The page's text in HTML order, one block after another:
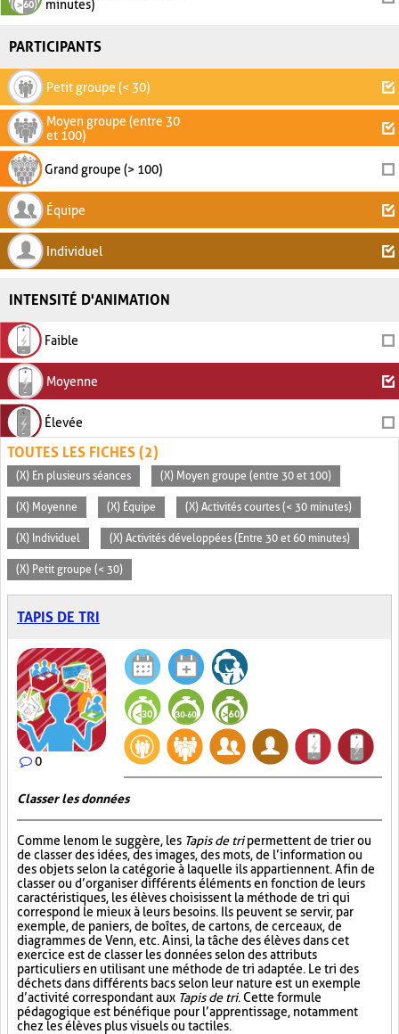
minutes)
PARTICIPANTS
Petit groupe (< 30)
Moyen groupe (entre 30
et 100)
Grand groupe (> 100)
Équipe
Individuel
INTENSITÉ D'ANIMATION
Faible
Moyenne
Élevée
TOUTES LES FICHES (2)
(X) En plusieurs séances (X) Moyen groupe (entre 30 et 100)
(X) Moyenne (X) Équipe (X) Activités courtes (< 30 minutes)
(X) Individuel (X) Activités développées (Entre 30 et 60 minutes)
(X) Petit groupe (< 30)
TAPIS DE TRI
0
Classer les données
Comme le nom le suggère, les Tapis de tripermettent de trier ou
de classer des idées, des images, des mots, de l’information ou
des objets selon la catégorie à laquelle ils appartiennent. Afin de
classer ou d’organiser différents éléments en fonction de leurs
caractéristiques, les élèves choisissent la méthode de tri qui
correspond le mieux à leurs besoins. Ils peuvent se servir, par
exemple, de paniers, de boîtes, de cartons, de cerceaux, de
diagrammes de Venn, etc. Ainsi, la tâche des élèves dans cet
exercice est de classer les données selon des attributs
particuliers en utilisant une méthode de tri adaptée. Le tri des
déchets dans différents bacs selon leur nature est un exemple
d’activité correspondant aux Tapis de tri. Cette formule
pédagogique est bénéfique pour l’apprentissage, notamment
chez les élèves plus visuels ou tactiles.